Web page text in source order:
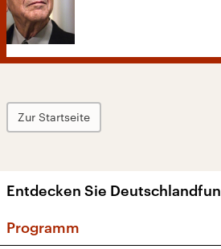
Zur Startseite
Entdecken Sie
Programm